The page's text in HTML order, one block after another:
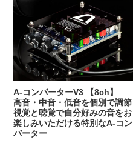
A-コンバーターV3 【8ch】
高音・中音・低音を個別で調節
視覚と聴覚で自分好みの音をお
楽しみいただける特別なA-コン
バーター